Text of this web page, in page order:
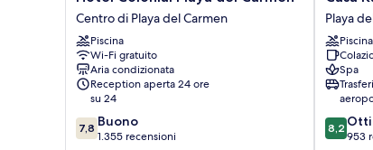
Colonial
Playa
del
Carmen
Centro
di
del
Carmen
Centro di Playa del Carmen
Piscina
Wi-Fi gratuito
Aria condizionata
Reception aperta 24 ore
su 24
7.8
su
7,8 Buono
1.355 recensioni
Kaoba
Hotel
&
Suites
Playa
del
Carmen
Playa
Piscina
Spa
8.2
su
8,2
953